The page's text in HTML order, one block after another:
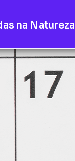
na Natureza